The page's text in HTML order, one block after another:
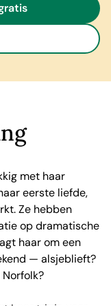
met haar
eerste liefde,
Ze hebben
op dramatische
haar om een
— alsjeblieft?